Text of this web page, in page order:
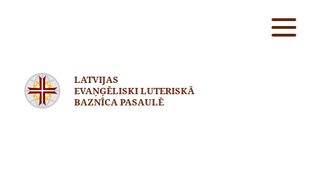
LATVIJAS
EVAŅĢĒLISKI LUTERISKĀ
BAZNĪCA PASAULĒ